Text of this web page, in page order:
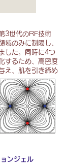
3世代のRF技術
域のみに制限し、
した。同時に4つ
するため、高密度
え、肌を引き締め
ンジェル